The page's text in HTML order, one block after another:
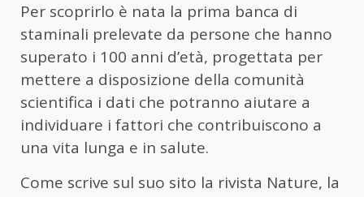
Per scoprirlo è nata la prima banca di
staminali prelevate da persone che hanno
superato i 100 anni d’età, progettata per
mettere a disposizione della comunità
scientifica i dati che potranno aiutare a
individuare i fattori che contribuiscono a
una vita lunga e in salute.
Come scrive sul suo sito la rivista Nature, la